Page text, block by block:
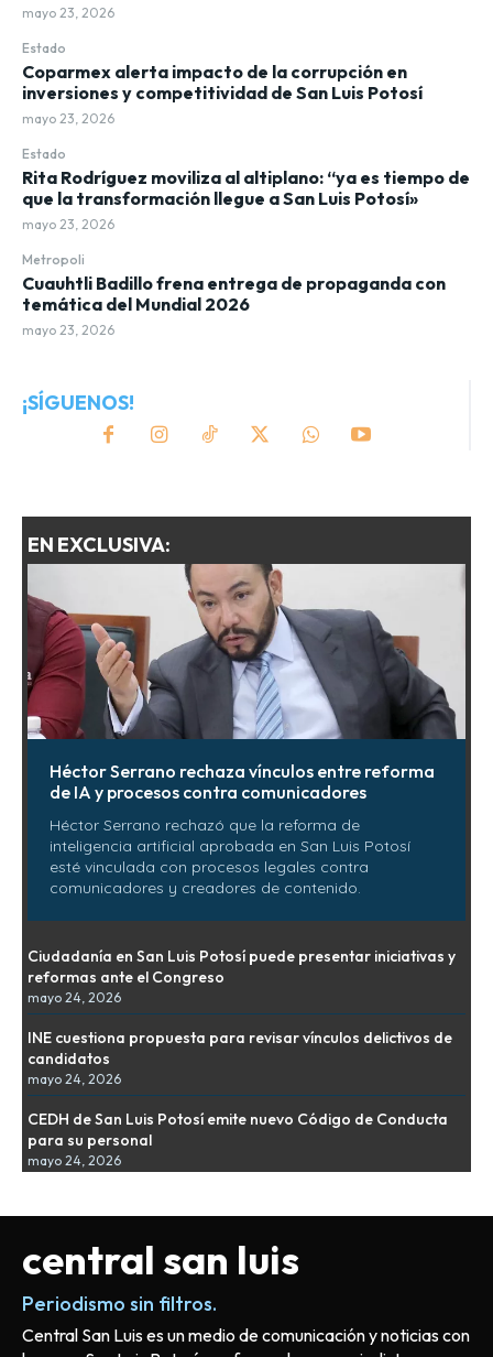
mayo 23, 2026
Estado
Coparmex alerta impacto de la corrupción en
inversiones y competitividad de San Luis Potosí
mayo 23, 2026
Estado
Rita Rodríguez moviliza al altiplano: “ya es tiempo de
que la transformación llegue a San Luis Potosí»
mayo 23, 2026
Metropoli
Cuauhtli Badillo frena entrega de propaganda con
temática del Mundial 2026
mayo 23, 2026
¡SÍGUENOS!
EN EXCLUSIVA:
Héctor Serrano rechaza vínculos entre reforma
de IA y procesos contra comunicadores
Héctor Serrano rechazó que la reforma de
inteligencia artificial aprobada en San Luis Potosí
esté vinculada con procesos legales contra
comunicadores y creadores de contenido.
Ciudadanía en San Luis Potosí puede presentar iniciativas y
reformas ante el Congreso
mayo 24, 2026
INE cuestiona propuesta para revisar vínculos delictivos de
candidatos
mayo 24, 2026
CEDH de San Luis Potosí emite nuevo Código de Conducta
para su personal
mayo 24, 2026
central san luis
Periodismo sin filtros.
Central San Luis es un medio de comunicación y noticias con